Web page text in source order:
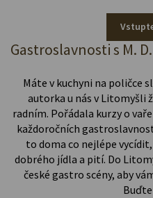
Gastroslavnosti s M.
Máte v kuchyni na poličce
autorka u nás v Litomyšli
radním. Pořádala kurzy o
každoročních
to doma co nejlépe
dobrého jídla a pití. Do
české gastro scény, aby